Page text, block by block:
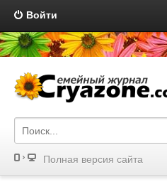
Войти
Полная версия сайта